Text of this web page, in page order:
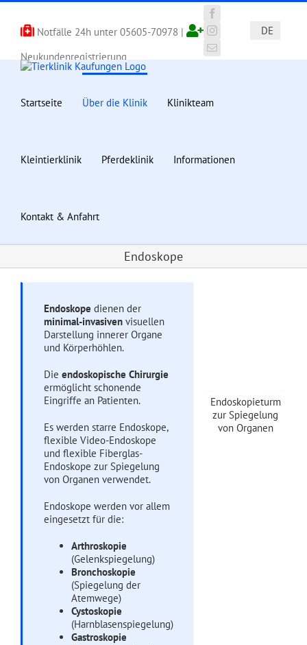
Zum
springen Notfälle 24h unter 05605-70978 |
Neukundenregistrierung
Facebook
Instagram
E-
Mail
DE
Startseite Über die Klinik Klinikteam
Kleintierklinik Pferdeklinik Informationen
Kontakt & Anfahrt
Endoskope
Endoskope dienen der
minimal-invasiven visuellen
Darstellung innerer Organe
und Körperhöhlen.
Die endoskopische Chirurgie
ermöglicht schonende
Eingriffe an Patienten.
Es werden starre Endoskope,
flexible Video-Endoskope
und flexible Fiberglas-
Endoskope zur Spiegelung
von Organen verwendet.
Endoskope werden vor allem
eingesetzt für die:
Arthroskopie
(Gelenkspiegelung)
Bronchoskopie
(Spiegelung der
Atemwege)
Cystoskopie
(Harnblasenspiegelung)
Gastroskopie
Endoskopieturm
zur Spiegelung
von Organen